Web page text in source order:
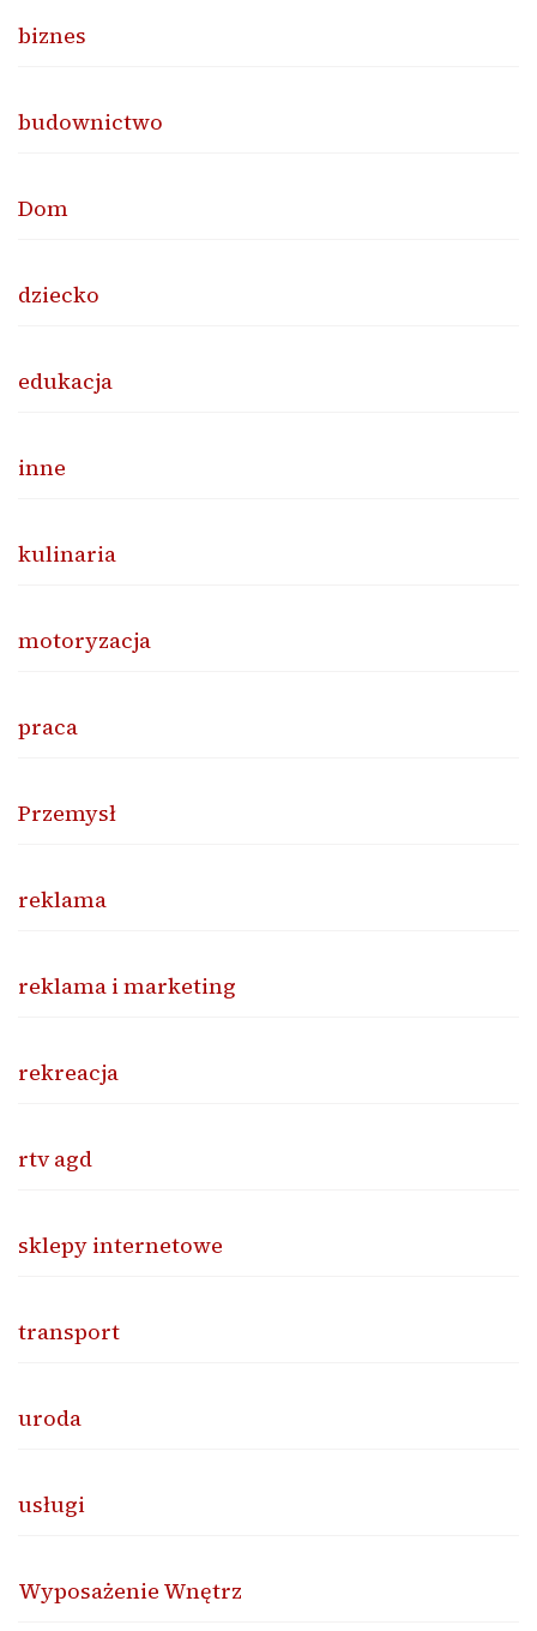
biznes
budownictwo
Dom
dziecko
edukacja
inne
kulinaria
motoryzacja
praca
Przemysł
reklama
reklama i marketing
rekreacja
rtv agd
sklepy internetowe
transport
uroda
usługi
Wyposażenie Wnętrz